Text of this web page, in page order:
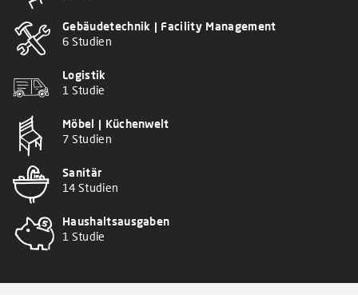
Gebäudetechnik | Facility Management
6 Studien
Logistik
1 Studie
Möbel | Küchenwelt
7 Studien
Sanitär
14 Studien
Haushaltsausgaben
1 Studie